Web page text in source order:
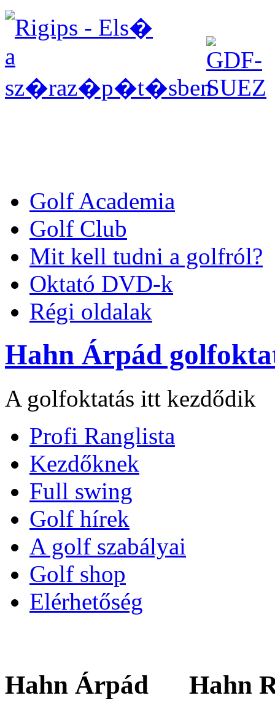
Golf Academia
Golf Club
Mit kell tudni a golfról?
Oktató DVD-k
Régi oldalak
Hahn Árpád
A golfoktatás itt kezdődik
Profi Ranglista
Kezdőknek
Full swing
Golf hírek
A golf szabályai
Golf shop
Elérhetőség
Hahn Árpád Hahn